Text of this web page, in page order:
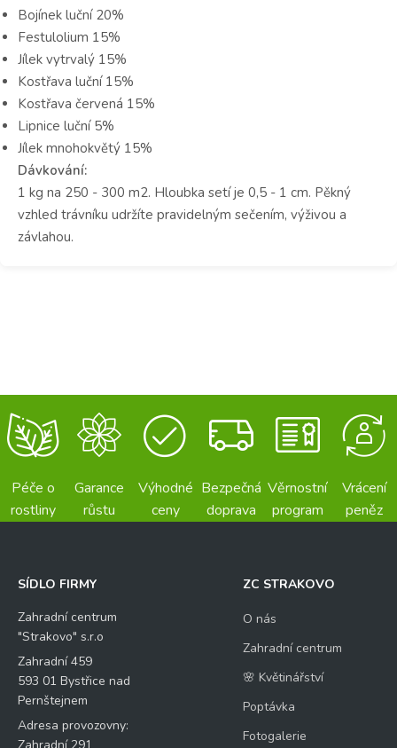
Bojínek luční 20%
Festulolium 15%
Jílek vytrvalý 15%
Kostřava luční 15%
Kostřava červená 15%
Lipnice luční 5%
Jílek mnohokvětý 15%
Dávkování:
1 kg na 250 - 300 m2. Hloubka setí je 0,5 - 1 cm. Pěkný
vzhled trávníku udržíte pravidelným sečením, výživou a
závlahou.
Péče o
rostliny
Garance
růstu
Výhodné
ceny
Bezpečná
doprava
Věrnostní
program
Vrácení
peněz
SÍDLO FIRMY
Zahradní centrum
"Strakovo" s.r.o
Zahradní 459
593 01 Bystřice nad
Pernštejnem
Adresa provozovny:
Zahradní 291
ZC STRAKOVO
O nás
Zahradní centrum
🌸 Květinářství
Poptávka
Fotogalerie